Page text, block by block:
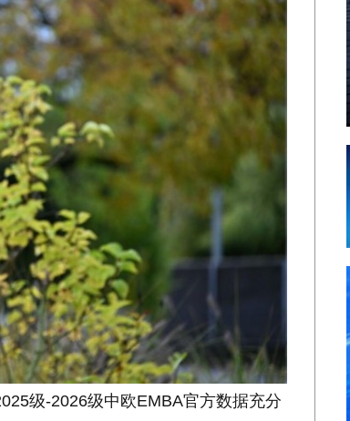
级-2026级中欧EMBA官方数据充分